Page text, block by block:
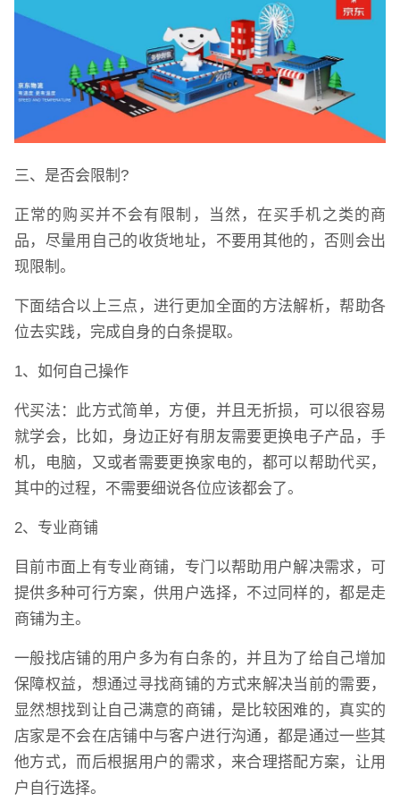
三、是否会限制?
正常的购买并不会有限制，当然，在买手机之类的商
品，尽量用自己的收货地址，不要用其他的，否则会出
现限制。
下面结合以上三点，进行更加全面的方法解析，帮助各
位去实践，完成自身的白条提取。
1、如何自己操作
代买法：此方式简单，方便，并且无折损，可以很容易
就学会，比如，身边正好有朋友需要更换电子产品，手
机，电脑，又或者需要更换家电的，都可以帮助代买，
其中的过程，不需要细说各位应该都会了。
2、专业商铺
目前市面上有专业商铺，专门以帮助用户解决需求，可
提供多种可行方案，供用户选择，不过同样的，都是走
商铺为主。
一般找店铺的用户多为有白条的，并且为了给自己增加
保障权益，想通过寻找商铺的方式来解决当前的需要，
显然想找到让自己满意的商铺，是比较困难的，真实的
店家是不会在店铺中与客户进行沟通，都是通过一些其
他方式，而后根据用户的需求，来合理搭配方案，让用
户自行选择。